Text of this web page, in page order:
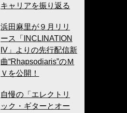
キャリアを振り返る
浜田麻里が９月リリ
ース「INCLINATION
IV」よりの先行配信新
曲“Rhapsodiaris”のＭ
Ｖを公開！
自慢の「エレクトリ
ック・ギターとオー